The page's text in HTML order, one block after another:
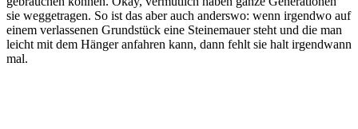
sie weggetragen. So ist das aber auch anderswo: wenn irgendwo auf
einem verlassenen Grundstück eine Steinemauer steht und die man
leicht mit dem Hänger anfahren kann, dann fehlt sie halt irgendwann
mal.